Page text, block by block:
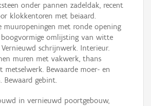
onder pannen zadeldak, recent
klokkentoren met beiaard.
muuropeningen met ronde opening
omlijsting van witte
schrijnwerk. Interieur.
muren met vakwerk, thans
metselwerk. Bewaarde moer- en
Bewaard gebint.
in vernieuwd poortgebouw,